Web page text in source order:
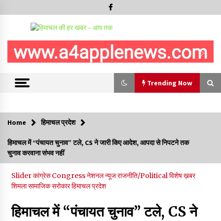
Trending Now
हमीरपुर के बड़सर में मनाया जाएगा राज्यस्तरीय स्वतंत्रता दिवस समारोह, CM
सुक्खू करेंगे ध्वजारोहण
वन विभाग के एक हजार खिलाड़ी रामपुर में दिखाएंगे जौहर, 11 से 13 सितंबर
तक आयोजित होगी 27वीं वार्षिक खेलकूद प्रतियोगिता
07/08/2026
Home हिमाचल प्रदेश
हिमाचल में “पंचायत चुनाव” टले, CS ने जारी किए आदेश, आपदा से निपटने तक
चुनाव करवाना संभव नहीं
Sliderकांग्रेस Congressनेशनल न्यूजराजनीति/Politicalविशेष ख़बर
शिमलासामाजिक सरोकारहिमाचल प्रदेश
हिमाचल में “पंचायत चुनाव” टले, CS ने